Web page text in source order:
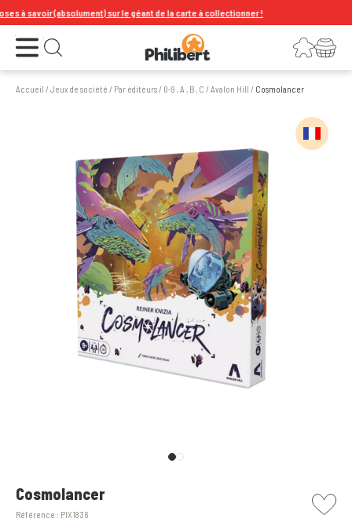
à savoir (absolument) sur le géant de la carte à collectionner !
Ouvrir le menu Ouvrir la recherche Connexion
Votre panier
Accueil /Jeux de société / Par éditeurs/ 0-9 , A , B , C /Avalon Hill / Cosmolancer
Cosmolancer
Référence : PIX1836
picto